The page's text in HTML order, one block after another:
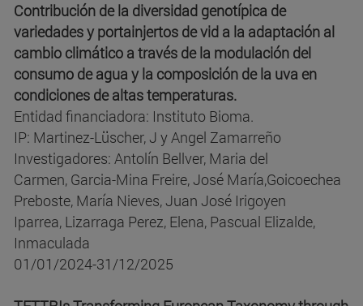
Contribución de la diversidad genotípica de
variedades y portainjertos de vid a la adaptación al
cambio climático a través de la modulación del
consumo de agua y la composición de la uva en
condiciones de altas temperaturas.
Entidad financiadora: Instituto Bioma.
IP: Martinez-Lüscher, J y Angel Zamarreño
Investigadores: Antolín Bellver, Maria del
Carmen, Garcia-Mina Freire, José María,Goicoechea
Preboste, María Nieves, Juan José Irigoyen
Iparrea, Lizarraga Perez, Elena, Pascual Elizalde,
Inmaculada
01/01/2024-31/12/2025